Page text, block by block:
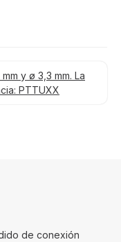
y ø 3,3 mm. La
PTTUXX
de conexión